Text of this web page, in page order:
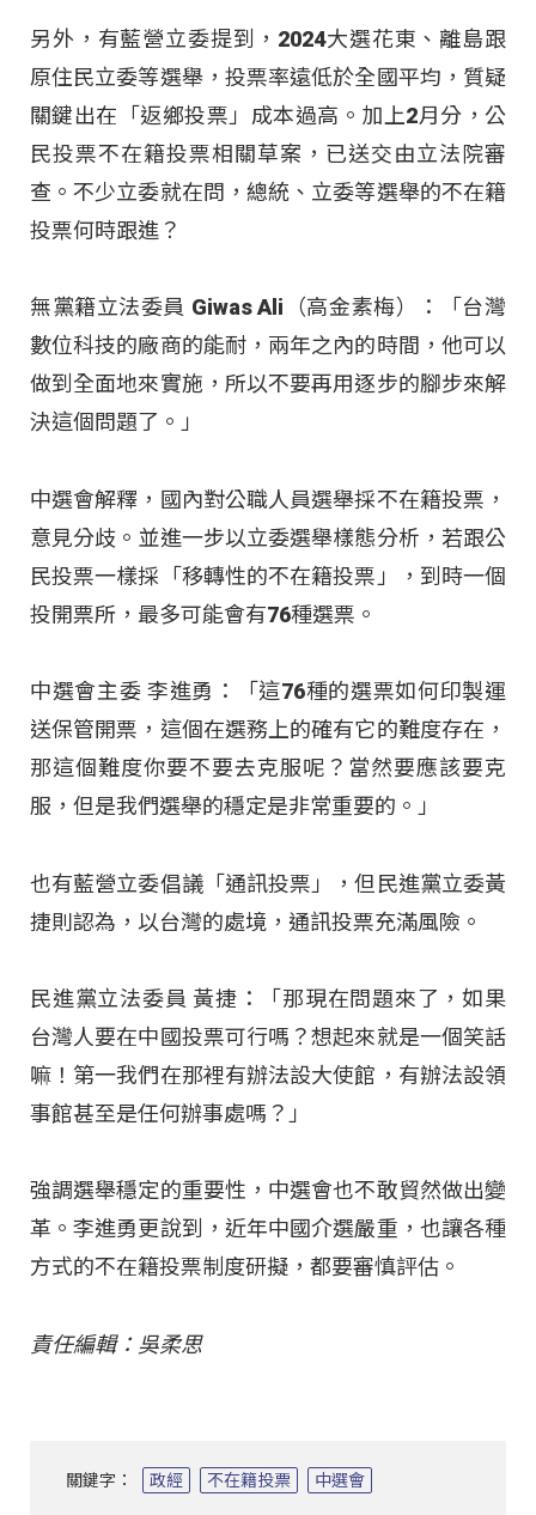
另外，有藍營立委提到，2024大選花東、離島跟
原住民立委等選舉，投票率遠低於全國平均，質疑
關鍵出在「返鄉投票」成本過高。加上2月分，公
民投票不在籍投票相關草案，已送交由立法院審
查。不少立委就在問，總統、立委等選舉的不在籍
投票何時跟進？
無黨籍立法委員 Giwas Ali（高金素梅）：「台灣
數位科技的廠商的能耐，兩年之內的時間，他可以
做到全面地來實施，所以不要再用逐步的腳步來解
決這個問題了。」
中選會解釋，國內對公職人員選舉採不在籍投票，
意見分歧。並進一步以立委選舉樣態分析，若跟公
民投票一樣採「移轉性的不在籍投票」，到時一個
投開票所，最多可能會有76種選票。
中選會主委 李進勇：「這76種的選票如何印製運
送保管開票，這個在選務上的確有它的難度存在，
那這個難度你要不要去克服呢？當然要應該要克
服，但是我們選舉的穩定是非常重要的。」
也有藍營立委倡議「通訊投票」，但民進黨立委黃
捷則認為，以台灣的處境，通訊投票充滿風險。
民進黨立法委員 黃捷：「那現在問題來了，如果
台灣人要在中國投票可行嗎？想起來就是一個笑話
嘛！第一我們在那裡有辦法設大使館，有辦法設領
事館甚至是任何辦事處嗎？」
強調選舉穩定的重要性，中選會也不敢貿然做出變
革。李進勇更說到，近年中國介選嚴重，也讓各種
方式的不在籍投票制度研擬，都要審慎評估。
責任編輯：吳柔思
關鍵字： 政經 不在籍投票 中選會